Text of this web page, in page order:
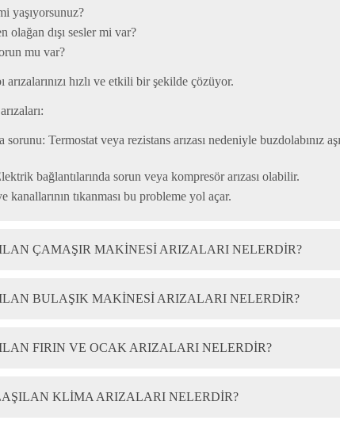
yaşıyorsunuz?
olağan dışı sesler mi var?
mu var?
hızlı ve etkili bir şekilde çözüyor.
sorunu: Termostat veya rezistans arızası nedeniyle buzdolabınız
bağlantılarında sorun veya kompresör arızası olabilir.
kanallarının tıkanması bu probleme yol açar.
ÇAMAŞIR MAKINESI ARIZALARI NELERDIR?
BULAŞIK MAKINESI ARIZALARI NELERDIR?
FIRIN VE OCAK ARIZALARI NELERDIR?
KLIMA ARIZALARI NELERDIR?